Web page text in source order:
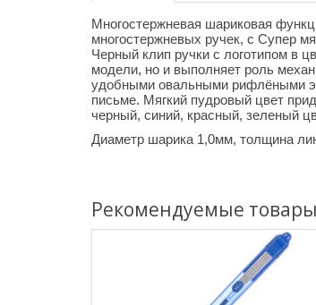
Многостержневая шариковая
многостержневых ручек, с Супер
Черный клип ручки с логотипом в
модели, но и выполняет роль
удобными овальными рифлёными
письме. Мягкий пудровый цвет
черный, синий, красный, зеленый
Диаметр шарика 1,0мм, толщина
Рекомендуемые товары